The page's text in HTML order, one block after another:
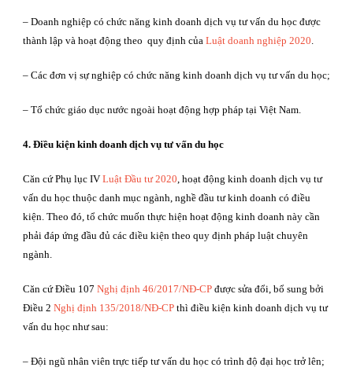
– Doanh nghiệp có chức năng kinh doanh dịch vụ tư vấn du học được
thành lập và hoạt động theo quy định của Luật doanh nghiệp 2020
– Các đơn vị sự nghiệp có chức năng kinh doanh dịch vụ tư vấn du học;
– Tổ chức giáo dục nước ngoài hoạt động hợp pháp tại Việt Nam.
4. Điều kiện kinh doanh dịch vụ tư vấn du học
Căn cứ Phụ lục IV Luật Đầu tư 2020 , hoạt động kinh doanh dịch vụ tư
vấn du học thuộc danh mục ngành, nghề đầu tư kinh doanh có điều
kiện. Theo đó, tổ chức muốn thực hiện hoạt động kinh doanh này cần
phải đáp ứng đầu đủ các điều kiện theo quy định pháp luật chuyên
ngành.
Căn cứ Điều 107 Nghị định 46/2017/NĐ-CP được sửa đổi, bổ sung bởi
Điều 2 Nghị định 135/2018/NĐ-CP thì điều kiện kinh doanh dịch vụ tư
vấn du học như sau:
– Đội ngũ nhân viên trực tiếp tư vấn du học có trình độ đại học trở lên;